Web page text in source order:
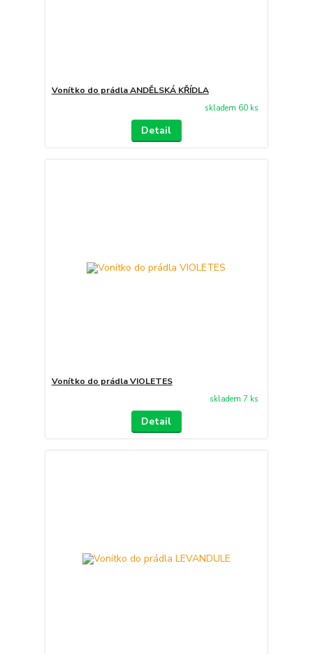
Vonítko do prádla ANDĚLSKÁ KŘÍDLA
skladem 60 ks
Detail
Vonítko do prádla VIOLETES
skladem 7 ks
Detail